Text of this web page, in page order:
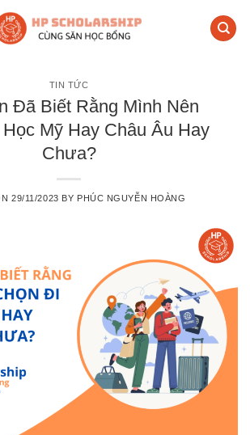
TIN TỨC
Đã Biết Rằng Mình Nên
Mỹ Hay Châu Âu Hay
Chưa?
29/11/2023 BY PHÚC NGUYỄN HOÀNG